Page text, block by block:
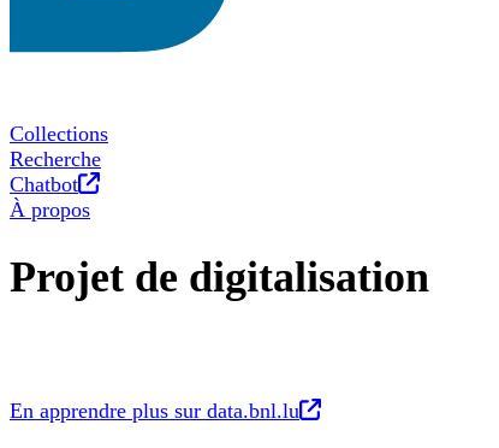
Collections
Recherche
Chatbot
Nouvel onglet
À propos
Projet de digitalisation
En apprendre plus sur data.bnl.lu Nouvel onglet